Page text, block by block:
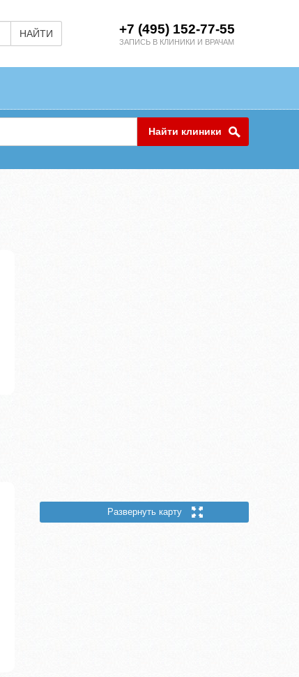
НАЙТИ +7 (495) 152-77-55
ЗАПИСЬ В КЛИНИКИ И ВРАЧАМ
Найти клиники
Развернуть карту